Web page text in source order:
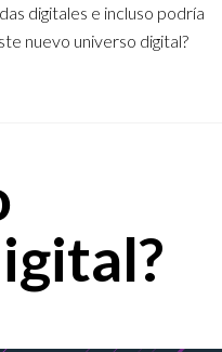
digitales e incluso podría
nuevo universo digital?